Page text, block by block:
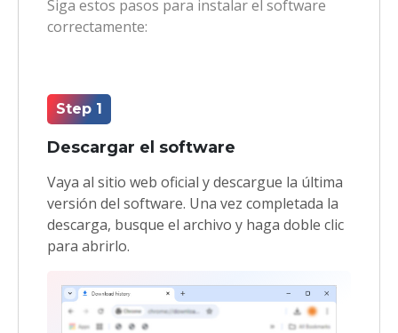
Siga estos pasos para instalar el software
correctamente:
Step 1
Descargar el software
Vaya al sitio web oficial y descargue la última
versión del software. Una vez completada la
descarga, busque el archivo y haga doble clic
para abrirlo.